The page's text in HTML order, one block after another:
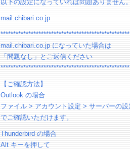
以下の設定になっていれば問題ありません
mail.chibari.co.jp
***************************************************
mail.chibari.co.jp になっていた場合は
「問題なし」とご返信ください
***************************************************
【ご確認方法】
Outlook の場合
ファイル > アカウント設定 > サーバーの設
でご確認いただけます。
Thunderbird の場合
Alt キーを押して